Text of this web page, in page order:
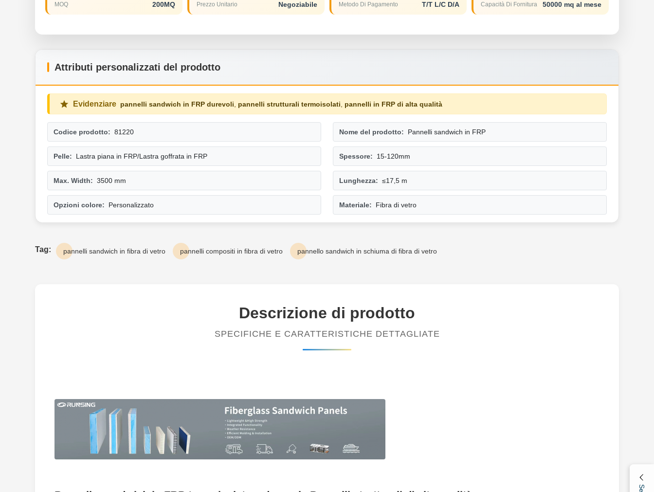
MOQ 200MQ Prezzo Unitario Negoziabile Metodo Di Pagamento T/T L/C D/A Capacità Di Fornitura 50000 mq al mese
Attributi personalizzati del prodotto
Evidenziare pannelli sandwich in FRP durevoli pannelli strutturali termoisolati pannelli in FRP di alta qualità
Codice prodotto: 81220 Nome del prodotto: Pannelli sandwich in FRP
Pelle: Lastra piana in FRP/Lastra goffrata in FRP Spessore: 15-120mm
Max. Width: 3500 mm Lunghezza: ≤17,5 m
Opzioni colore: Personalizzato Materiale: Fibra di vetro
Tag: pannelli sandwich in fibra di vetro pannelli compositi in fibra di vetro pannello sandwich in schiuma di fibra di vetro
Descrizione di prodotto
SPECIFICHE E CARATTERISTICHE DETTAGLIATE